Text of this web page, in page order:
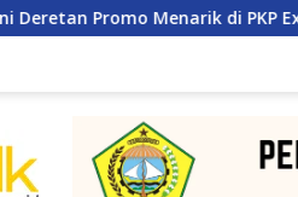
di PKP Expo 2026